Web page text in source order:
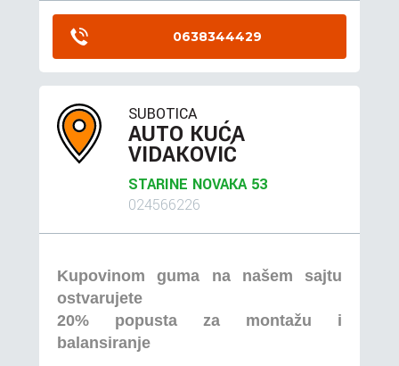
0638344429
SUBOTICA
AUTO KUĆA
VIDAKOVIĆ
STARINE NOVAKA 53
024566226
Kupovinom guma na našem sajtu
ostvarujete
20% popusta za montažu i
balansiranje